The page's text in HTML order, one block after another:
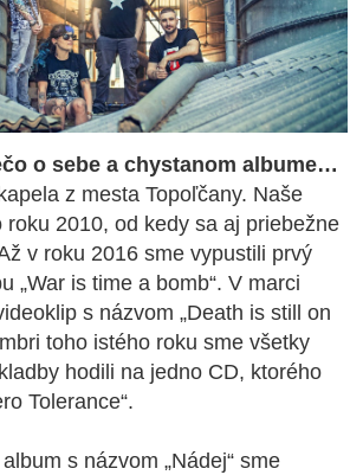
o sebe a chystanom albume…
z mesta Topoľčany. Naše
roku 2010, od kedy sa aj priebežne
v roku 2016 sme vypustili prvý
„War is time a bomb“. V marci
s názvom „Death is still on
toho istého roku sme všetky
hodili na jedno CD, ktorého
Tolerance“.
s názvom „Nádej“ sme